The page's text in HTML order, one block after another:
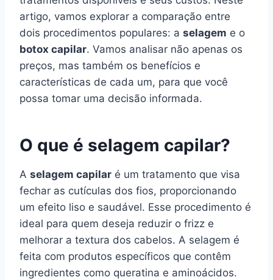
artigo, vamos explorar a comparação entre
dois procedimentos populares: a selagem e o
botox capilar. Vamos analisar não apenas os
preços, mas também os benefícios e
características de cada um, para que você
possa tomar uma decisão informada.
O que é selagem capilar?
A selagem capilar é um tratamento que visa
fechar as cutículas dos fios, proporcionando
um efeito liso e saudável. Esse procedimento é
ideal para quem deseja reduzir o frizz e
melhorar a textura dos cabelos. A selagem é
feita com produtos específicos que contêm
ingredientes como queratina e aminoácidos.